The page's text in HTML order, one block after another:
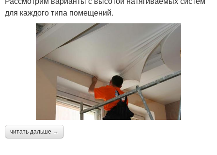
для каждого типа помещений.
читать дальше →